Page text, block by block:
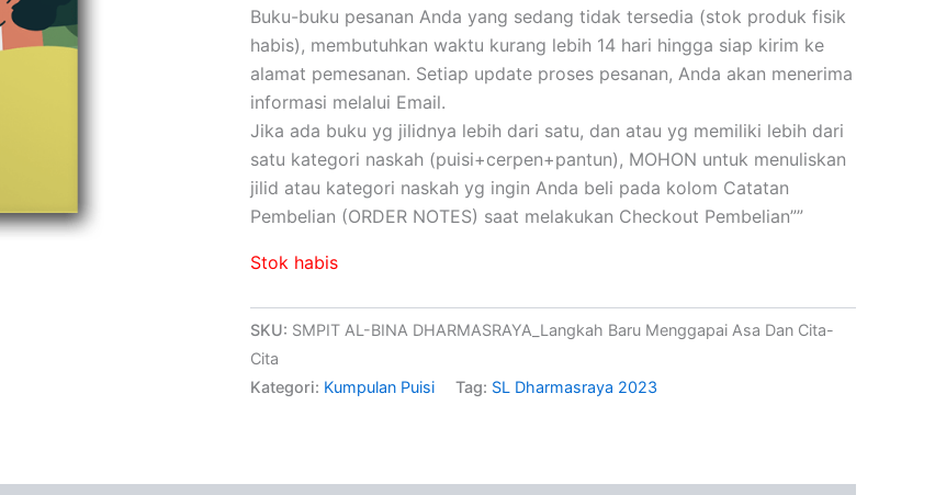
Buku-buku pesanan Anda yang sedang tidak tersedia (stok produk fisik
habis), membutuhkan waktu kurang lebih 14 hari hingga siap kirim ke
alamat pemesanan. Setiap update proses pesanan, Anda akan menerima
informasi melalui Email.
Jika ada buku yg jilidnya lebih dari satu, dan atau yg memiliki lebih dari
satu kategori naskah (puisi+cerpen+pantun), MOHON untuk menuliskan
jilid atau kategori naskah yg ingin Anda beli pada kolom Catatan
Pembelian (ORDER NOTES) saat melakukan Checkout Pembelian””
Stok habis
SKU: SMPIT AL-BINA DHARMASRAYA_Langkah Baru Menggapai Asa Dan Cita-
Cita
Kategori: Kumpulan Puisi Tag: SL Dharmasraya 2023